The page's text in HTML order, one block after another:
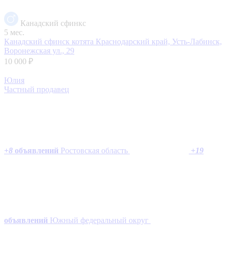
Канадский сфинкс
5 мес.
Канадский сфинск котята Краснодарский край, Усть-Лабинск,
Воронежская ул., 29
10 000 ₽
Юлия
Частный продавец
+8 объявлений Ростовская область +19
объявлений Южный федеральный округ